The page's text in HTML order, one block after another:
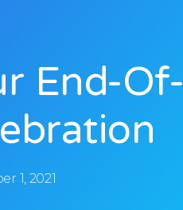
End-Of-
1, 2021